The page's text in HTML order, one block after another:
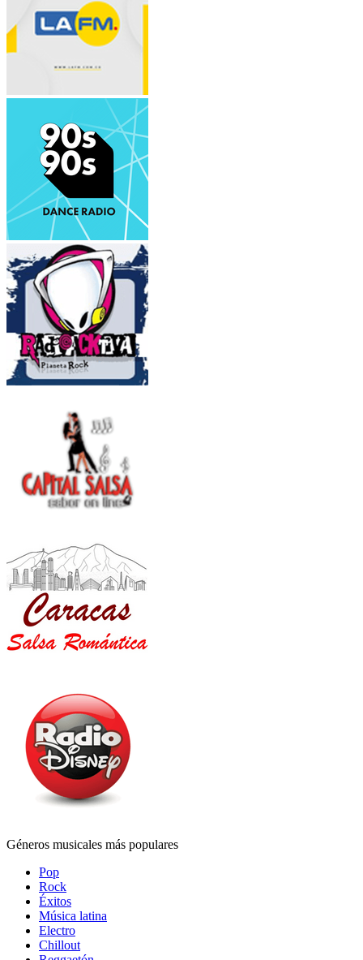
Géneros musicales más populares
Pop
Rock
Éxitos
Música latina
Electro
Chillout